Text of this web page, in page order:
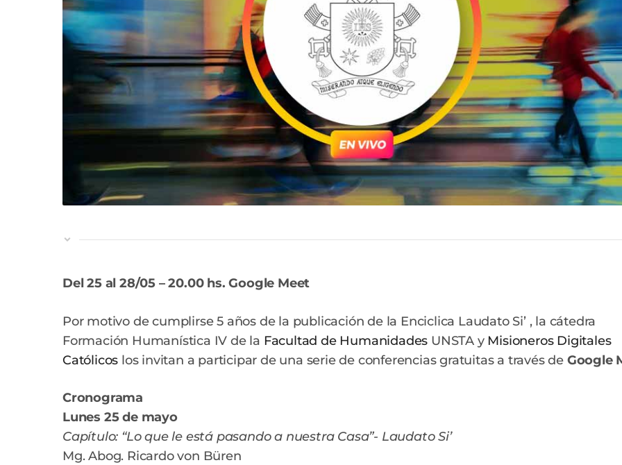
Del 25 al 28/05 – 20.00 hs. Google Meet
Por motivo de cumplirse 5 años de la publicación de la Enciclica Laudato Si’ , la cátedra
Formación Humanística IV de la Facultad de Humanidades UNSTA y Misioneros Digitales
Católicos los invitan a participar de una serie de conferencias gratuitas a través de Google
Cronograma
Lunes 25 de mayo
Capítulo: “Lo que le está pasando a nuestra Casa”- Laudato Si’
Mg. Abog. Ricardo von Büren